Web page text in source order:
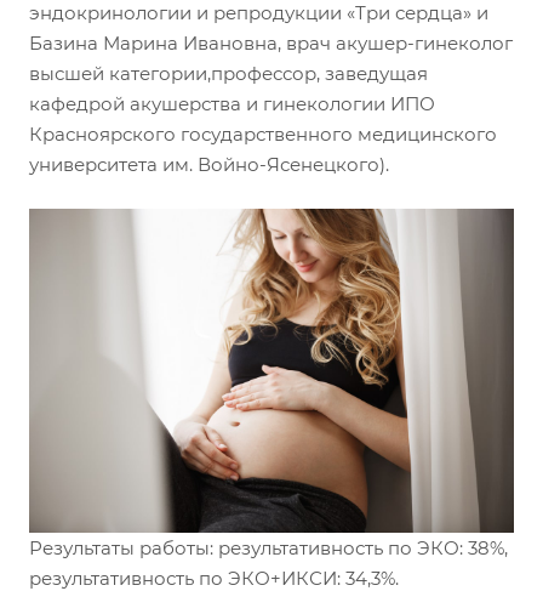
эндокринологии и репродукции «Три сердца» и
Базина Марина Ивановна, врач акушер-гинеколог
высшей категории,профессор, заведущая
кафедрой акушерства и гинекологии ИПО
Красноярского государственного медицинского
университета им. Войно-Ясенецкого).
Результаты работы: результативность по ЭКО: 38%,
результативность по ЭКО+ИКСИ: 34,3%.